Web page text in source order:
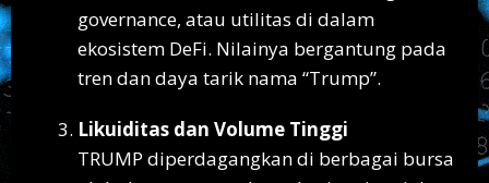
governance, atau utilitas di dalam
ekosistem DeFi. Nilainya bergantung pada
tren dan daya tarik nama “Trump”.
Likuiditas dan Volume Tinggi
TRUMP diperdagangkan di berbagai bursa